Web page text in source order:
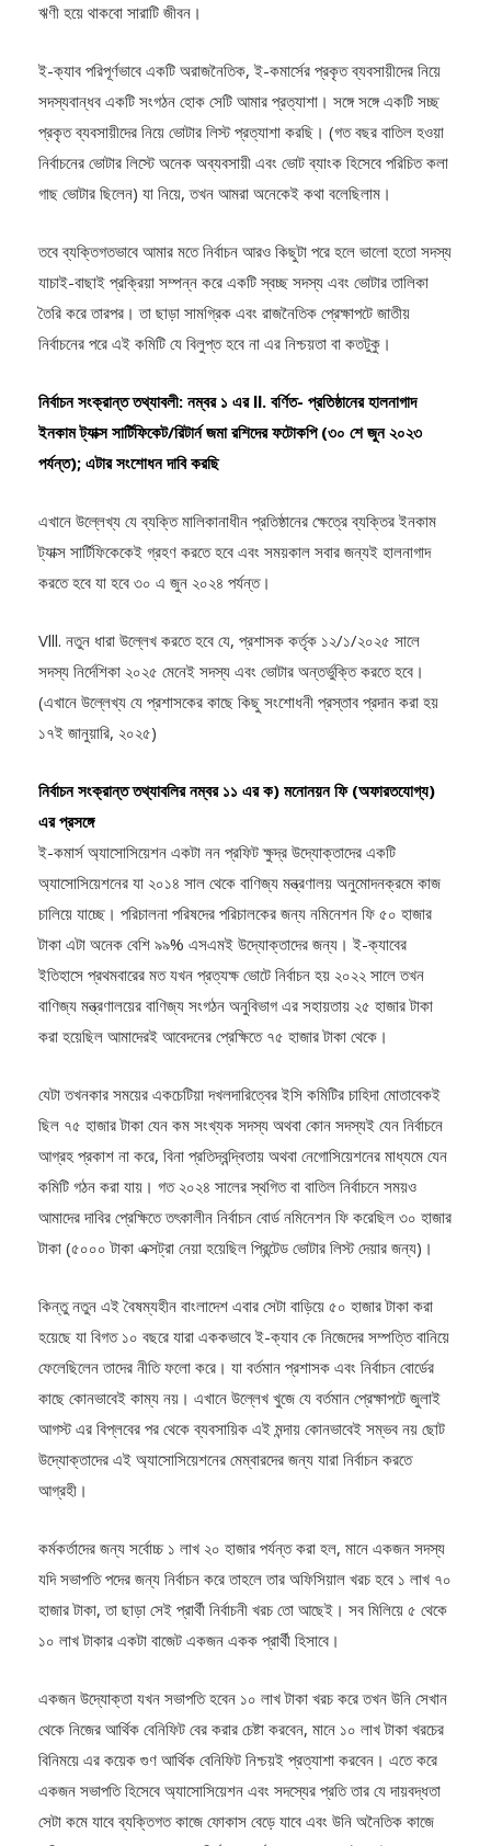
ঋণী হয়ে থাকবো সারাটি জীবন।
ই-ক্যাব পরিপূর্ণভাবে একটি অরাজনৈতিক, ই-কমার্সের প্রকৃত ব্যবসায়ীদের নিয়ে
সদস্যবান্ধব একটি সংগঠন হোক সেটি আমার প্রত্যাশা। সঙ্গে সঙ্গে একটি সচ্ছ
প্রকৃত ব্যবসায়ীদের নিয়ে ভোটার লিস্ট প্রত্যাশা করছি। (গত বছর বাতিল হওয়া
নির্বাচনের ভোটার লিস্টে অনেক অব্যবসায়ী এবং ভোট ব্যাংক হিসেবে পরিচিত কলা
গাছ ভোটার ছিলেন) যা নিয়ে, তখন আমরা অনেকেই কথা বলেছিলাম।
তবে ব্যক্তিগতভাবে আমার মতে নির্বাচন আরও কিছুটা পরে হলে ভালো হতো সদস্য
যাচাই-বাছাই প্রক্রিয়া সম্পন্ন করে একটি স্বচ্ছ সদস্য এবং ভোটার তালিকা
তৈরি করে তারপর। তা ছাড়া সামগ্রিক এবং রাজনৈতিক প্রেক্ষাপটে জাতীয়
নির্বাচনের পরে এই কমিটি যে বিলুপ্ত হবে না এর নিশ্চয়তা বা কতটুকু।
নির্বাচন সংক্রান্ত তথ্যাবলী: নম্বর ১ এর ll. বর্ণিত- প্রতিষ্ঠানের হালনাগাদ
ইনকাম ট্যাক্স সার্টিফিকেট/রিটার্ন জমা রশিদের ফটোকপি (৩০ শে জুন ২০২৩
পর্যন্ত); এটার সংশোধন দাবি করছি
এখানে উল্লেখ্য যে ব্যক্তি মালিকানাধীন প্রতিষ্ঠানের ক্ষেত্রে ব্যক্তির ইনকাম
ট্যাক্স সার্টিফিকেকেই গ্রহণ করতে হবে এবং সময়কাল সবার জন্যই হালনাগাদ
করতে হবে যা হবে ৩০ এ জুন ২০২৪ পর্যন্ত।
Vlll. নতুন ধারা উল্লেখ করতে হবে যে, প্রশাসক কর্তৃক ১২/১/২০২৫ সালে
সদস্য নির্দেশিকা ২০২৫ মেনেই সদস্য এবং ভোটার অন্তর্ভুক্তি করতে হবে।
(এখানে উল্লেখ্য যে প্রশাসকের কাছে কিছু সংশোধনী প্রস্তাব প্রদান করা হয়
১৭ই জানুয়ারি, ২০২৫)
নির্বাচন সংক্রান্ত তথ্যাবলির নম্বর ১১ এর ক) মনোনয়ন ফি (অফারতযোগ্য)
এর প্রসঙ্গে
ই-কমার্স অ্যাসোসিয়েশন একটা নন প্রফিট ক্ষুদ্র উদ্যোক্তাদের একটি
অ্যাসোসিয়েশনের যা ২০১৪ সাল থেকে বাণিজ্য মন্ত্রণালয় অনুমোদনক্রমে কাজ
চালিয়ে যাচ্ছে। পরিচালনা পরিষদের পরিচালকের জন্য নমিনেশন ফি ৫০ হাজার
টাকা এটা অনেক বেশি ৯৯% এসএমই উদ্যোক্তাদের জন্য। ই-ক্যাবের
ইতিহাসে প্রথমবারের মত যখন প্রত্যক্ষ ভোটে নির্বাচন হয় ২০২২ সালে তখন
বাণিজ্য মন্ত্রণালয়ের বাণিজ্য সংগঠন অনুবিভাগ এর সহায়তায় ২৫ হাজার টাকা
করা হয়েছিল আমাদেরই আবেদনের প্রেক্ষিতে ৭৫ হাজার টাকা থেকে।
যেটা তখনকার সময়ের একচেটিয়া দখলদারিত্বের ইসি কমিটির চাহিদা মোতাবেকই
ছিল ৭৫ হাজার টাকা যেন কম সংখ্যক সদস্য অথবা কোন সদস্যই যেন নির্বাচনে
আগ্রহ প্রকাশ না করে, বিনা প্রতিদ্বন্দ্বিতায় অথবা নেগোসিয়েশনের মাধ্যমে যেন
কমিটি গঠন করা যায়। গত ২০২৪ সালের স্থগিত বা বাতিল নির্বাচনে সময়ও
আমাদের দাবির প্রেক্ষিতে তৎকালীন নির্বাচন বোর্ড নমিনেশন ফি করেছিল ৩০ হাজার
টাকা (৫০০০ টাকা এক্সট্রা নেয়া হয়েছিল প্রিন্টেড ভোটার লিস্ট দেয়ার জন্য)।
কিন্তু নতুন এই বৈষম্যহীন বাংলাদেশ এবার সেটা বাড়িয়ে ৫০ হাজার টাকা করা
হয়েছে যা বিগত ১০ বছরে যারা এককভাবে ই-ক্যাব কে নিজেদের সম্পত্তি বানিয়ে
ফেলেছিলেন তাদের নীতি ফলো করে। যা বর্তমান প্রশাসক এবং নির্বাচন বোর্ডের
কাছে কোনভাবেই কাম্য নয়। এখানে উল্লেখ খুজে যে বর্তমান প্রেক্ষাপটে জুলাই
আগস্ট এর বিপ্লবের পর থেকে ব্যবসায়িক এই মন্দায় কোনভাবেই সম্ভব নয় ছোট
উদ্যোক্তাদের এই অ্যাসোসিয়েশনের মেম্বারদের জন্য যারা নির্বাচন করতে
আগ্রহী।
কর্মকর্তাদের জন্য সর্বোচ্চ ১ লাখ ২০ হাজার পর্যন্ত করা হল, মানে একজন সদস্য
যদি সভাপতি পদের জন্য নির্বাচন করে তাহলে তার অফিসিয়াল খরচ হবে ১ লাখ ৭০
হাজার টাকা, তা ছাড়া সেই প্রার্থী নির্বাচনী খরচ তো আছেই। সব মিলিয়ে ৫ থেকে
১০ লাখ টাকার একটা বাজেট একজন একক প্রার্থী হিসাবে।
একজন উদ্যোক্তা যখন সভাপতি হবেন ১০ লাখ টাকা খরচ করে তখন উনি সেখান
থেকে নিজের আর্থিক বেনিফিট বের করার চেষ্টা করবেন, মানে ১০ লাখ টাকা খরচের
বিনিময়ে এর কয়েক গুণ আর্থিক বেনিফিট নিশ্চয়ই প্রত্যাশা করবেন। এতে করে
একজন সভাপতি হিসেবে অ্যাসোসিয়েশন এবং সদস্যের প্রতি তার যে দায়বদ্ধতা
সেটা কমে যাবে ব্যক্তিগত কাজে ফোকাস বেড়ে যাবে এবং উনি অনৈতিক কাজে